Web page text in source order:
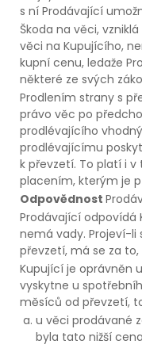
s ní Prodávající
Škoda na věci,
věci na Kupujícího,
kupní cenu, ledaže
některé ze svých
Prodlením strany s
právo věc po
prodlévajícího
prodlévajícímu
k převzetí. To platí i
placením, kterým je
Odpovědnost
Prodávající odpovídá
nemá vady. Projeví-li
převzetí, má se za
Kupující je oprávněn
vyskytne u
měsíců od převzetí,
u věci prodávané
byla tato nižší